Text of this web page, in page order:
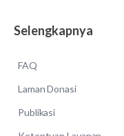
Selengkapnya
FAQ
Laman Donasi
Publikasi